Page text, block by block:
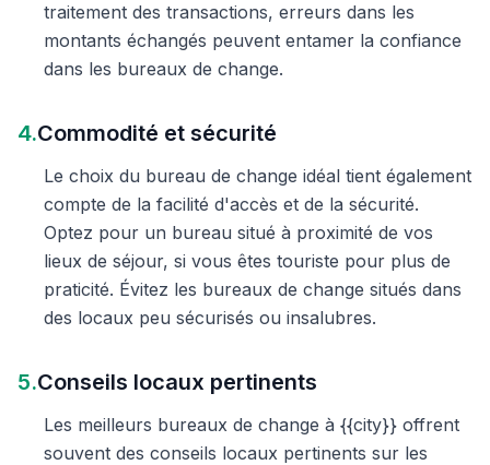
traitement des transactions, erreurs dans les
montants échangés peuvent entamer la confiance
dans les bureaux de change.
4.Commodité et sécurité
Le choix du bureau de change idéal tient également
compte de la facilité d'accès et de la sécurité.
Optez pour un bureau situé à proximité de vos
lieux de séjour, si vous êtes touriste pour plus de
praticité. Évitez les bureaux de change situés dans
des locaux peu sécurisés ou insalubres.
5.Conseils locaux pertinents
Les meilleurs bureaux de change à {{city}} offrent
souvent des conseils locaux pertinents sur les